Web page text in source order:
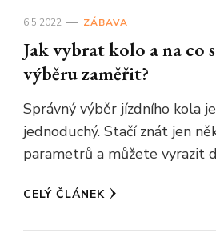
6.5.2022 ZÁBAVA
Jak vybrat kolo a na co
výběru zaměřit?
Správný výběr jízdního kola
jednoduchý. Stačí znát jen
parametrů a můžete vyrazit
CELÝ ČLÁNEK